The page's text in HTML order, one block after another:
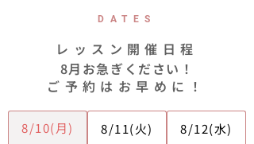
DATES
レッスン開催日程
8月お急ぎください！
ご予約はお早めに！
8/10(月) 8/11(火) 8/12(水)